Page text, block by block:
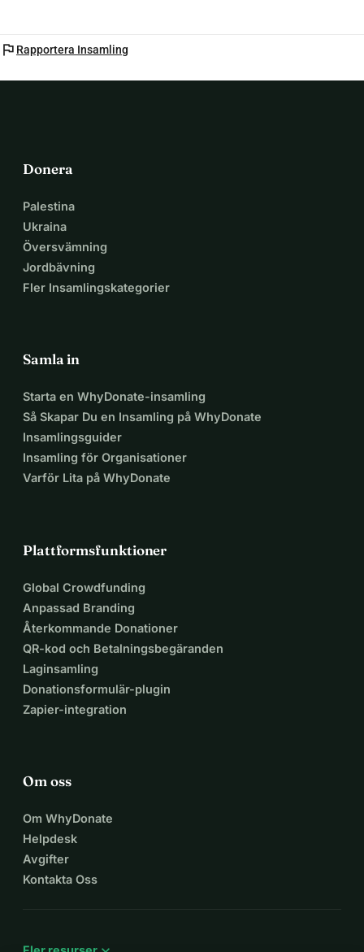
flag Rapportera Insamling
Donera
Palestina
Ukraina
Översvämning
Jordbävning
Fler Insamlingskategorier
Samla in
Starta en WhyDonate-insamling
Så Skapar Du en Insamling på WhyDonate
Insamlingsguider
Insamling för Organisationer
Varför Lita på WhyDonate
Plattformsfunktioner
Global Crowdfunding
Anpassad Branding
Återkommande Donationer
QR-kod och Betalningsbegäranden
Laginsamling
Donationsformulär-plugin
Zapier-integration
Om oss
Om WhyDonate
Helpdesk
Avgifter
Kontakta Oss